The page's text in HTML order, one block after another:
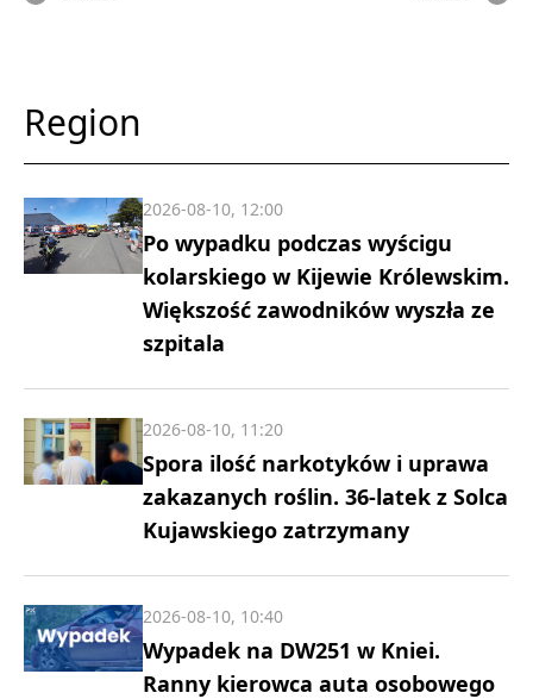
Region
Po wypadku podczas wyścigu
kolarskiego w Kijewie Królewskim.
Większość zawodników wyszła ze
szpitala
2026-08-10, 12:00
Spora ilość narkotyków i uprawa
zakazanych roślin. 36-latek z Solca
Kujawskiego zatrzymany
2026-08-10, 11:20
Wypadek na DW251 w Kniei.
Ranny kierowca auta osobowego
2026-08-10, 10:40